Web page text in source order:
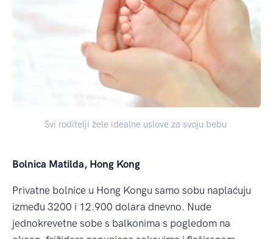
Svi roditelji žele idealne uslove za svoju bebu
Bolnica Matilda, Hong Kong
Privatne bolnice u Hong Kongu samo sobu naplaćuju
između 3200 i 12.900 dolara dnevno. Nude
jednokrevetne sobe s balkonima s pogledom na